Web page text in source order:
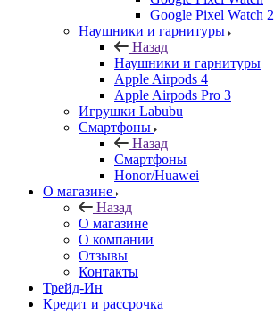
Google Pixel Watch 2
Наушники и гарнитуры
Назад
Наушники и гарнитуры
Apple Airpods 4
Apple Airpods Pro 3
Игрушки Labubu
Смартфоны
Назад
Смартфоны
Honor/Huawei
О магазине
Назад
О магазине
О компании
Отзывы
Контакты
Трейд-Ин
Кредит и рассрочка